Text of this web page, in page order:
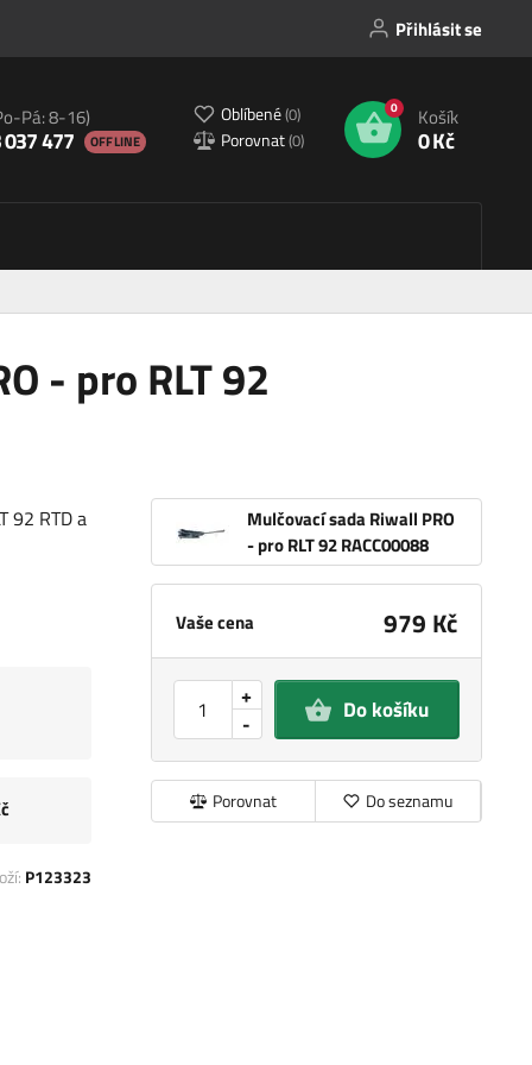
Přihlásit se
Pá: 8-16)
477 OFFLINE
Oblíbené(0)
Porovnat(0)
0 Košík
0 Kč
- pro RLT 92
Mulčovací sada Riwall PRO
- pro RLT 92 RACC00088
Vaše cena 979 Kč
-
+ Do košíku
Porovnat Do seznamu
92 RTD a
P123323